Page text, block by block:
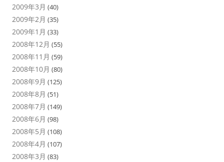
2009年3月 (40)
2009年2月 (35)
2009年1月 (33)
2008年12月 (55)
2008年11月 (59)
2008年10月 (80)
2008年9月 (125)
2008年8月 (51)
2008年7月 (149)
2008年6月 (98)
2008年5月 (108)
2008年4月 (107)
2008年3月 (83)